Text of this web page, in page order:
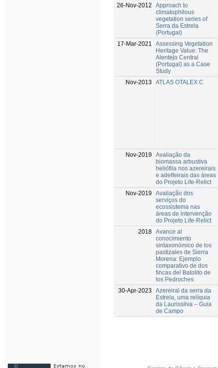
26-Nov-2012
Approach to
climatophilous
vegetation series of
Serra da Estrela
(Portugal)
17-Mar-2021
Assessing Vegetation
Heritage Value: The
Alentejo Central
(Portugal) as a Case
Study
Nov-2013
ATLAS OTALEX C
Nov-2019
Avaliação da
biomassa arbustiva
heliófila nos azereirais
e adelfeirais das áreas
do Projeto Life-Relict
Nov-2019
Avaliação dos
serviços do
ecossistema nas
áreas de intervenção
do Projeto Life-Relict
2018 Avance al
conocimiento
sintaxonómico de los
pastizales de Sierra
Morena: Ejemplo
comparativo de dos
fincas del Batolito de
los Pedroches
30-Apr-2023
Azereiral da serra da
Estrela, uma relíquia
da Laurissilva – Guia
de Campo